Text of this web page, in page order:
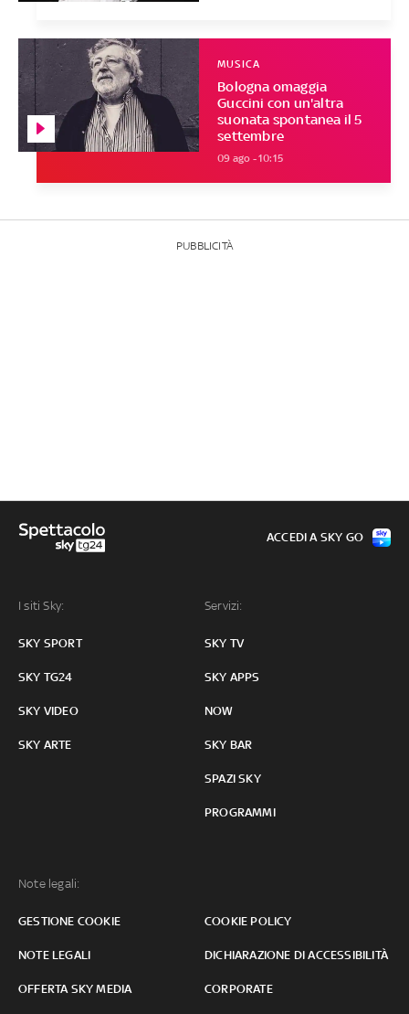
Bologna omaggia
Guccini con un'altra
suonata spontanea il 5
settembre
MUSICA
09 ago - 10:15
PUBBLICITÀ
I siti Sky:
SKY SPORT
SKY TG24
SKY VIDEO
SKY ARTE
Servizi:
SKY TV
SKY APPS
NOW
SKY BAR
SPAZI SKY
PROGRAMMI
Note legali:
GESTIONE COOKIE COOKIE POLICY
NOTE LEGALI DICHIARAZIONE DI ACCESSIBILITÀ
OFFERTA SKY MEDIA CORPORATE
ACCEDI A SKY GO